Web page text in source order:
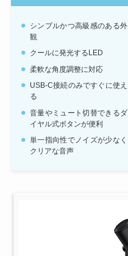
シンプルかつ高級感のある外
観
クールに発光するLED
柔軟な角度調整に対応
USB-C接続のみですぐに使え
る
音量やミュート切替できるダ
イヤル式ボタンが便利
単一指向性でノイズが少なく
クリアな音声